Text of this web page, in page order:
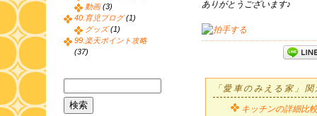
ありがとうございます♪
「愛車のみえる家」
キッチンの詳細比較
動画(3)
40.育児ブログ(1)
グッズ(1)
99.楽天ポイント攻略
(37)